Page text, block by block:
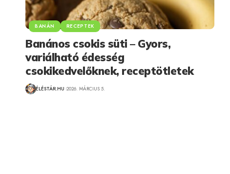
BANÁN RECEPTEK
Banános csokis süti – Gyors,
variálható édesség
csokikedvelőknek, receptötletek
ÉLÉSTÁR.HU 2026. MÁRCIUS 5.